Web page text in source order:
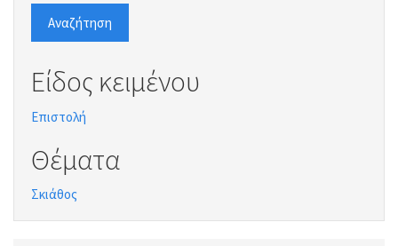
Αναζήτηση
Είδος κειμένου
Επιστολή
Θέματα
Σκιάθος